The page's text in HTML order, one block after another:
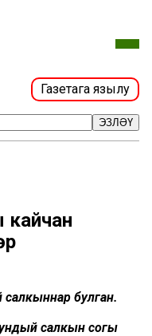
Газетага язылу
ЭЗЛӘҮ
кайчан
булган.
салкын соңгы